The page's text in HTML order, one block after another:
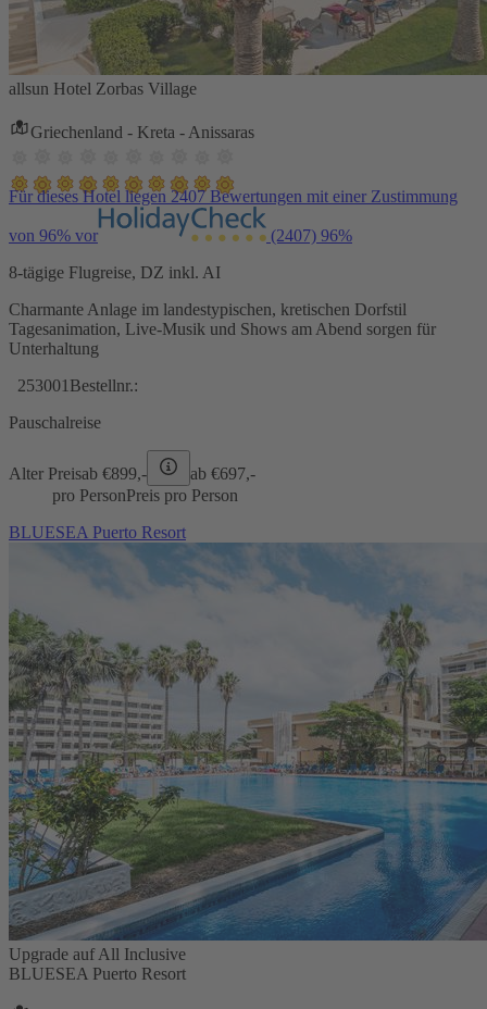
allsun Hotel Zorbas Village
Griechenland - Kreta - Anissaras
Für dieses Hotel liegen 2407 Bewertungen mit einer Zustimmung
von 96% vor (2407) 96%
8-tägige Flugreise, DZ inkl. AI
Charmante Anlage im landestypischen, kretischen Dorfstil
Tagesanimation, Live-Musik und Shows am Abend sorgen für
Unterhaltung
253001 Bestellnr.:
Pauschalreise
Alter Preisab €899,- ab €697,-
pro PersonPreis pro Person
BLUESEA Puerto Resort
Upgrade auf All Inclusive
BLUESEA Puerto Resort